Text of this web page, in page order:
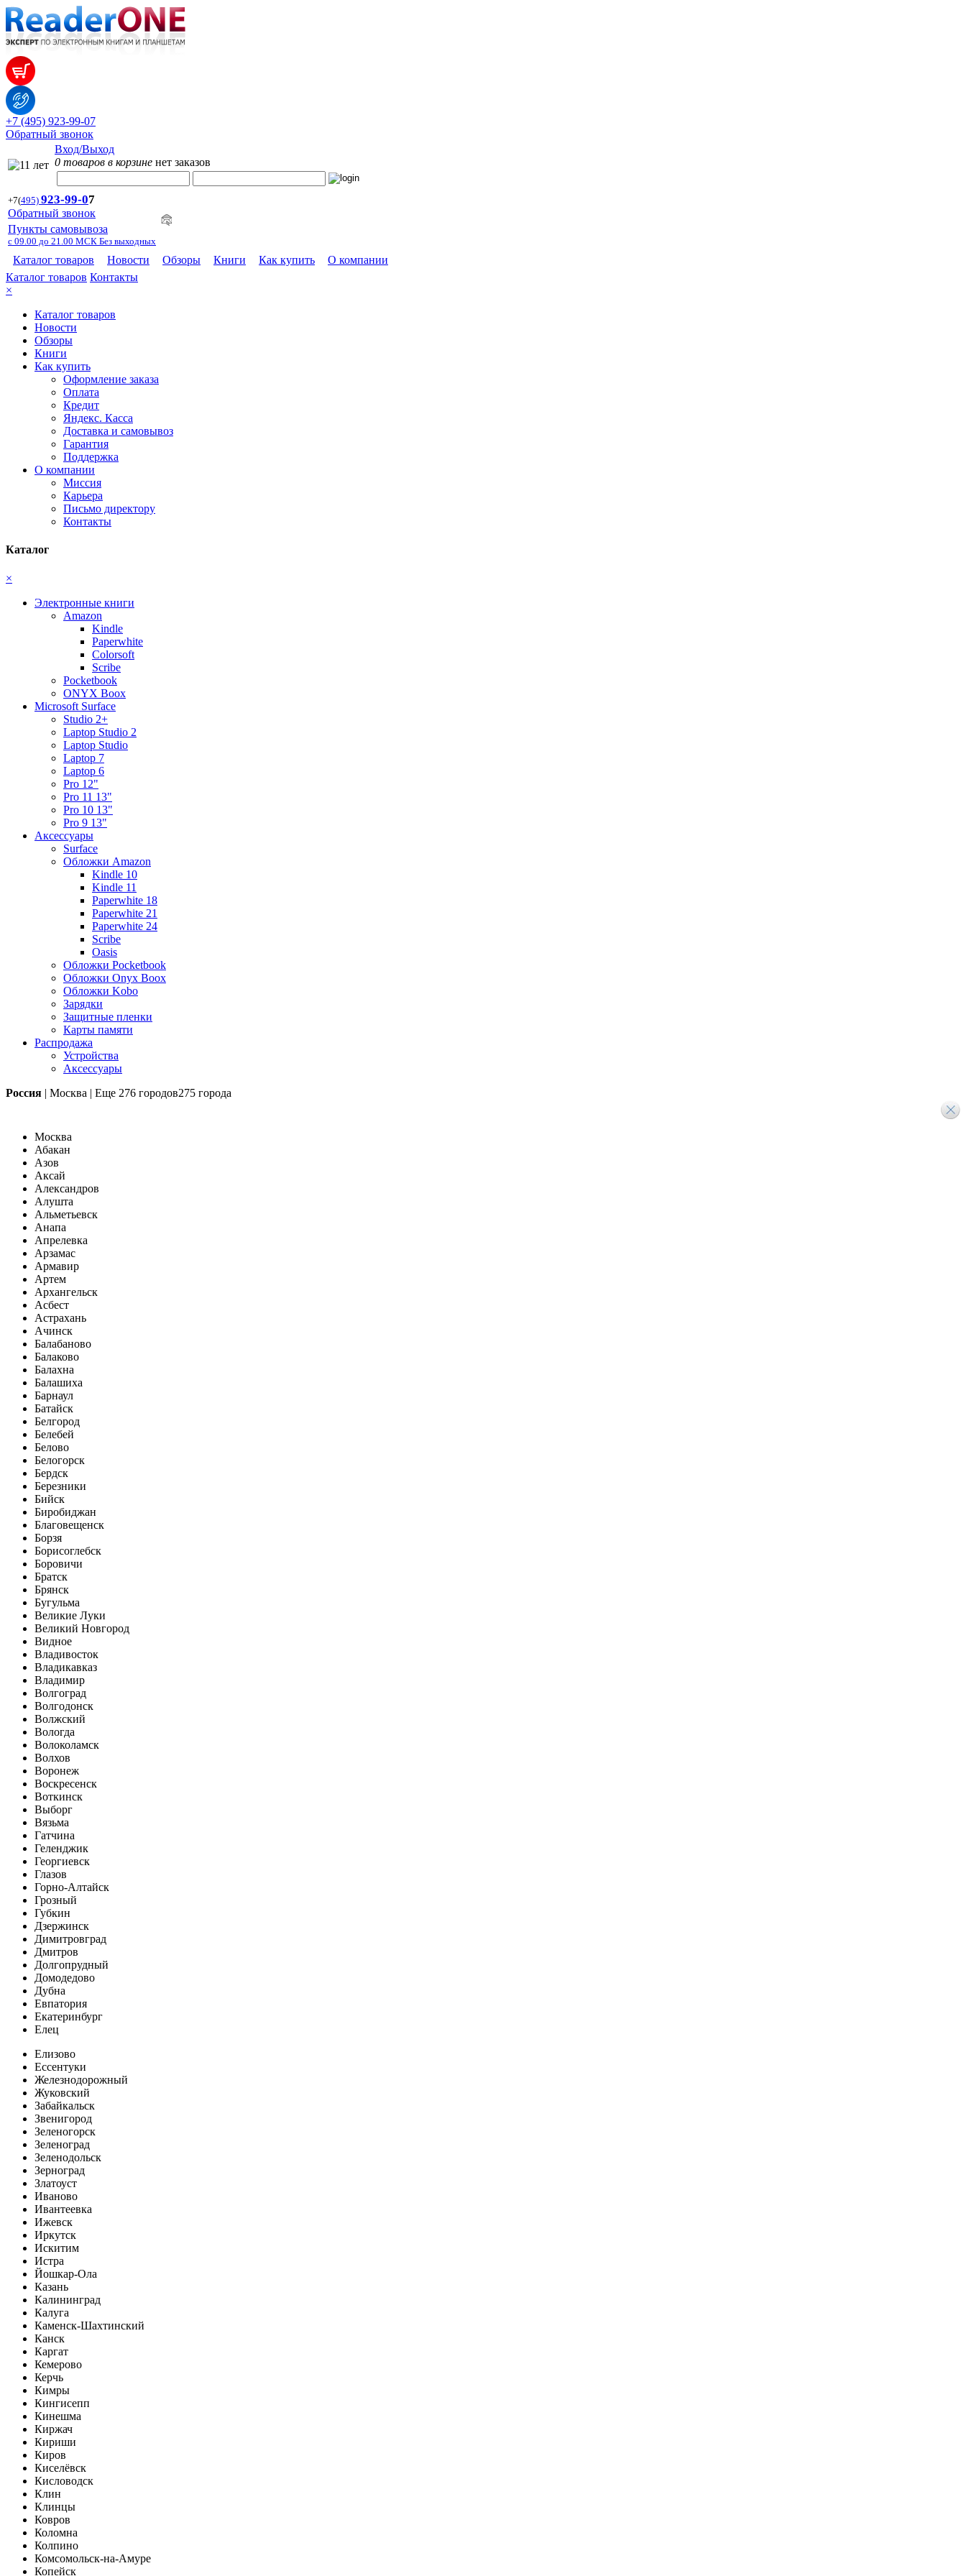
+7 (495) 923-99-07
Обратный звонок
Вход/Выход
0 товаров в корзине нет заказов
+7(495) 923-99-07
Обратный звонок
Пункты самовывоза
с 09.00 до 21.00 МСК Без выходных
Каталог товаров Новости Обзоры Книги Как купить
О компании
Каталог товаров Контакты
×
Каталог товаров
Новости
Обзоры
Книги
Как купить
Оформление заказа
Оплата
Кредит
Яндекс. Касса
Доставка и самовывоз
Гарантия
Поддержка
О компании
Миссия
Карьера
Письмо директору
Контакты
Каталог
×
Электронные книги
Amazon
Kindle
Paperwhite
Colorsoft
Scribe
Pocketbook
ONYX Boox
Microsoft Surface
Studio 2+
Laptop Studio 2
Laptop Studio
Laptop 7
Laptop 6
Pro 12"
Pro 11 13"
Pro 10 13"
Pro 9 13"
Аксессуары
Surface
Обложки Amazon
Kindle 10
Kindle 11
Paperwhite 18
Paperwhite 21
Paperwhite 24
Scribe
Oasis
Обложки Pocketbook
Обложки Onyx Boox
Обложки Kobo
Зарядки
Защитные пленки
Карты памяти
Распродажа
Устройства
Аксессуары
Россия | Москва | Еще 276 городов275 города
Москва
Абакан
Азов
Аксай
Александров
Алушта
Альметьевск
Анапа
Апрелевка
Арзамас
Армавир
Артем
Архангельск
Асбест
Астрахань
Ачинск
Балабаново
Балаково
Балахна
Балашиха
Барнаул
Батайск
Белгород
Белебей
Белово
Белогорск
Бердск
Березники
Бийск
Биробиджан
Благовещенск
Борзя
Борисоглебск
Боровичи
Братск
Брянск
Бугульма
Великие Луки
Великий Новгород
Видное
Владивосток
Владикавказ
Владимир
Волгоград
Волгодонск
Волжский
Вологда
Волоколамск
Волхов
Воронеж
Воскресенск
Воткинск
Выборг
Вязьма
Гатчина
Геленджик
Георгиевск
Глазов
Горно-Алтайск
Грозный
Губкин
Дзержинск
Димитровград
Дмитров
Долгопрудный
Домодедово
Дубна
Евпатория
Екатеринбург
Елец
Елизово
Ессентуки
Железнодорожный
Жуковский
Забайкальск
Звенигород
Зеленогорск
Зеленоград
Зеленодольск
Зерноград
Златоуст
Иваново
Ивантеевка
Ижевск
Иркутск
Искитим
Истра
Йошкар-Ола
Казань
Калининград
Калуга
Каменск-Шахтинский
Канск
Каргат
Кемерово
Керчь
Кимры
Кингисепп
Кинешма
Киржач
Кириши
Киров
Киселёвск
Кисловодск
Клин
Клинцы
Ковров
Коломна
Колпино
Комсомольск-на-Амуре
Копейск